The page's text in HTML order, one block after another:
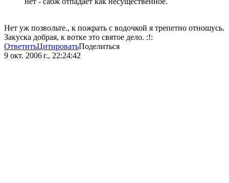
Нет уж позвольте., к пожрать с водочкой я трепетно отношусь.
Закуска добрая, к вотке это святое дело. :!:
ОтветитьЦитироватьПоделиться
9 окт. 2006 г., 22:24:42